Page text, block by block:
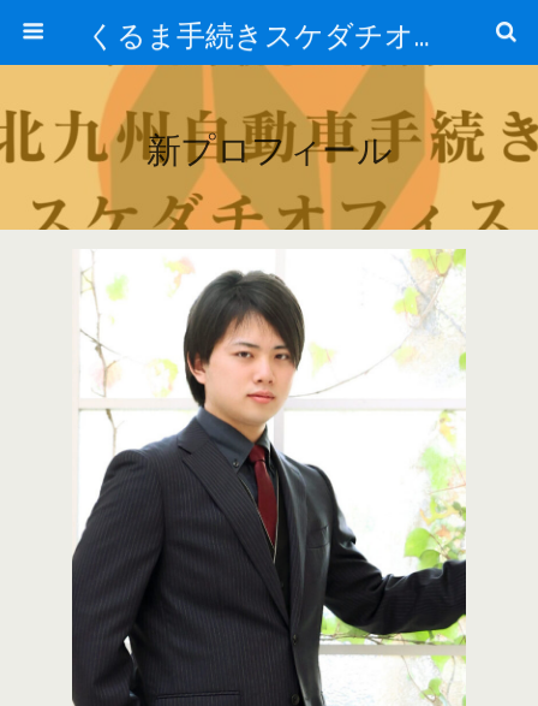
くるま手続きスケダチオフィス
新プロフィール